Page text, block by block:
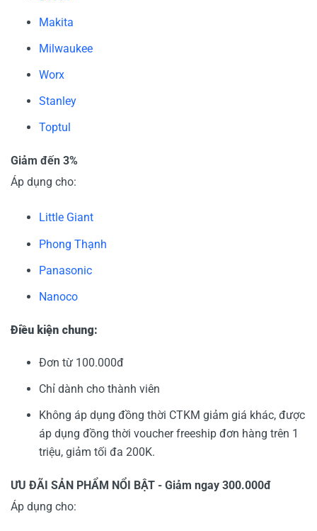
Makita
Milwaukee
Worx
Stanley
Toptul
Giảm đến 3%
Áp dụng cho:
Little Giant
Phong Thạnh
Panasonic
Nanoco
Điều kiện chung:
Đơn từ 100.000đ
Chỉ dành cho thành viên
Không áp dụng đồng thời CTKM giảm giá khác, được
áp dụng đồng thời voucher freeship đơn hàng trên 1
triệu, giảm tối đa 200K.
ƯU ĐÃI SẢN PHẨM NỔI BẬT - Giảm ngay 300.000đ
Áp dụng cho: